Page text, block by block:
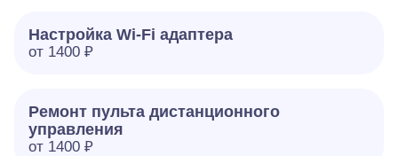
Настройка Wi-Fi адаптера
от 1400 ₽
Ремонт пульта дистанционного
управления
от 1400 ₽